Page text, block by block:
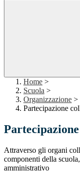
Home >
Scuola >
Organizzazione >
Partecipazione
Attraverso gli organi
componenti della
amministrativo